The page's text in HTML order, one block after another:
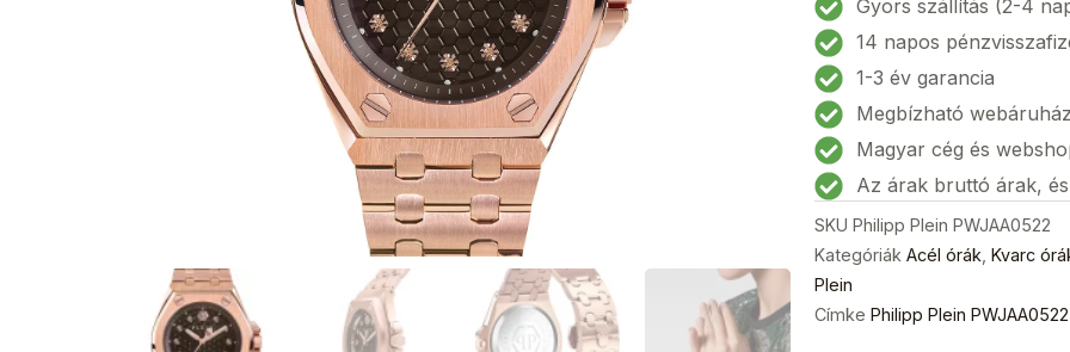
Extreme
Női
karóra
38mm
5ATM
mennyiség
Gyors szállítás (2-4
14 napos
1-3 év garancia
Megbízható webáruház
Magyar cég és
Az árak bruttó árak,
SKU Philipp Plein PWJAA0522
Kategóriák Acél órák Kvarc
Plein
Címke Philipp Plein